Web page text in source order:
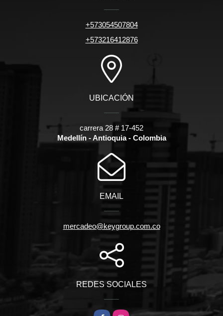
+573054507804
+573216412876
UBICACIÓN
carrera 28 # 17-452
Medellín - Antioquia - Colombia
EMAIL
mercadeo@keygroup.com.co
REDES SOCIALES